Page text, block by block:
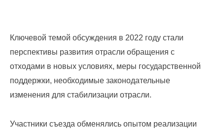
в
запросах
обязательно
указывать
№
договора)
на
Ключевой темой обсуждения в 2022 году стали
перспективы развития отрасли обращения с
отходами в новых условиях, меры государственной
поддержки, необходимые законодательные
изменения для стабилизации отрасли.
Участники съезда обменялись опытом реализации